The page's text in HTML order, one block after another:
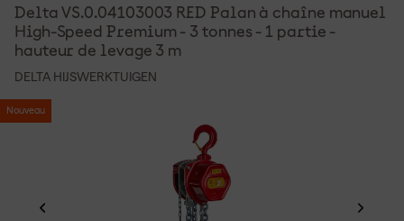
Delta VS.0.04103003 RED Palan à chaîne manuel
High-Speed Premium - 3 tonnes - 1 partie -
hauteur de levage 3 m
DELTA HIJSWERKTUIGEN
Nouveau